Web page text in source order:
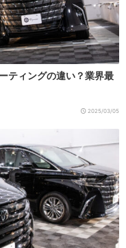
ティングの違い？業界最
2025/03/05